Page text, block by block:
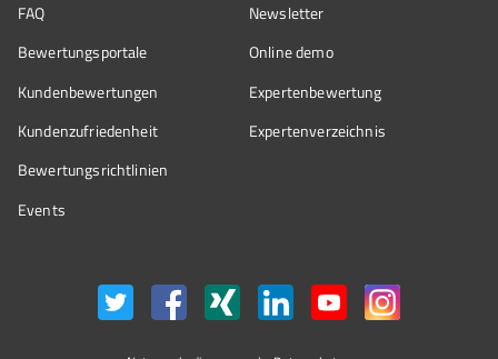
FAQ
Bewertungsportale
Kundenbewertungen
Kundenzufriedenheit
Bewertungs­richtlinien
Events
Newsletter
Online demo
Expertenbewertung
Expertenverzeichnis